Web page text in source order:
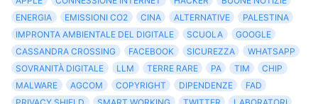
ENERGIA
EMISSIONI CO2 CINA ALTERNATIVE
PALESTINA
IMPRONTA AMBIENTALE DEL DIGITALE
SCUOLA
GOOGLE
CASSANDRA CROSSING
FACEBOOK SICUREZZA
WHATSAPP
SOVRANITÀ DIGITALE
LLM TERRE RARE PA TIM
CHIP
MALWARE
AGCOM COPYRIGHT DIPENDENZE
FAD